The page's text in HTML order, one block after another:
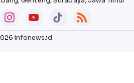
infonews.id